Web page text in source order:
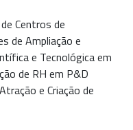
Centros de
de Ampliação e
e Tecnológica em
de RH em P&D
e Criação de